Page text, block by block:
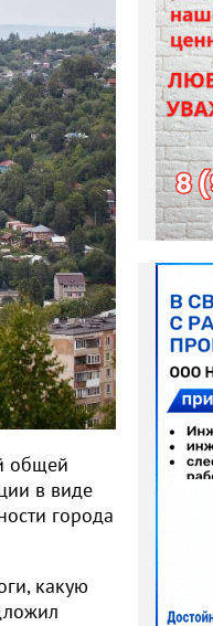
общей
в виде
города
какую